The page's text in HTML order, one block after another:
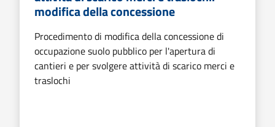
modifica della concessione
Procedimento di modifica della concessione di
occupazione suolo pubblico per l'apertura di
cantieri e per svolgere attività di scarico merci e
traslochi